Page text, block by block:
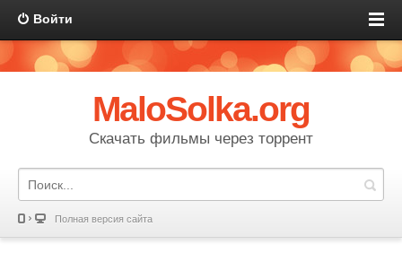
Войти
MaloSolka.org
Скачать фильмы через торрент
Полная версия сайта